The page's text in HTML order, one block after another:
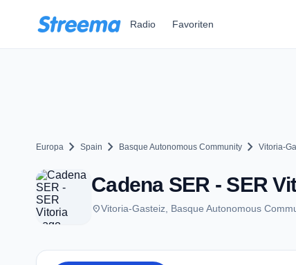
Radio Favoriten
Europa chevron_right Spain chevron_right Basque Autonomous Community chevron_right Vitoria-
Cadena SER - SER
placeVitoria-Gasteiz, Basque Autonomous